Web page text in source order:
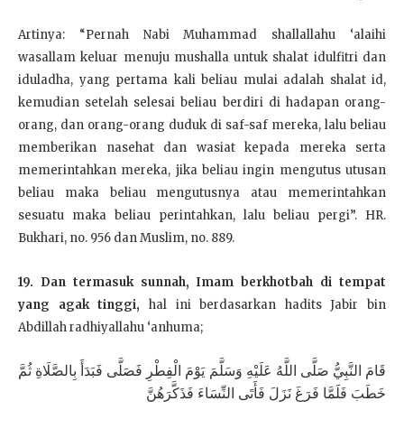
Artinya: “Pernah Nabi Muhammad shallallahu ‘alaihi
wasallam keluar menuju mushalla untuk shalat idulfitri dan
iduladha, yang pertama kali beliau mulai adalah shalat id,
kemudian setelah selesai beliau berdiri di hadapan orang-
orang, dan orang-orang duduk di saf-saf mereka, lalu beliau
memberikan nasehat dan wasiat kepada mereka serta
memerintahkan mereka, jika beliau ingin mengutus utusan
beliau maka beliau mengutusnya atau memerintahkan
sesuatu maka beliau perintahkan, lalu beliau pergi”. HR.
Bukhari, no. 956 dan Muslim, no. 889.
19. Dan termasuk sunnah, Imam berkhotbah di tempat
yang agak tinggi, hal ini berdasarkan hadits Jabir bin
Abdillah radhiyallahu ‘anhuma;
قَامَ النَّبِيُّ صَلَّى اللَّهُ عَلَيْهِ وَسَلَّمَ يَوْمَ الْفِطْرِ فَصَلَّى فَبَدَأَ بِالصَّلَاةِ ثُمَّ
خَطَبَ فَلَمَّا فَرَغَ نَزَلَ فَأَتَى النِّسَاءَ فَذَكَّرَهُنَّ